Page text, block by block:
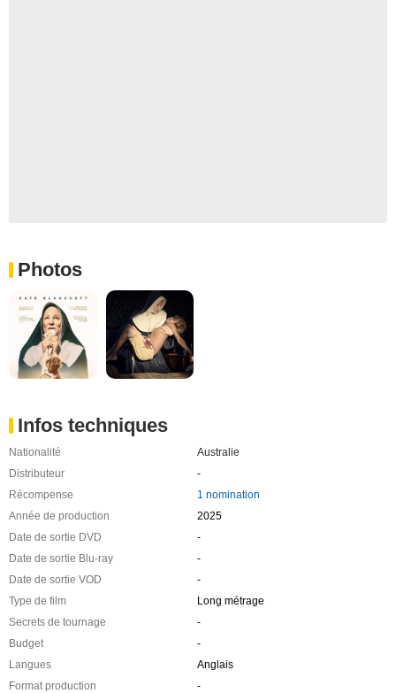
Photos
Infos techniques
Nationalité
Australie
Distributeur
-
Récompense
1 nomination
Année de production
2025
Date de sortie DVD
-
Date de sortie Blu-ray
-
Date de sortie VOD
-
Type de film
Long métrage
Secrets de tournage
-
Budget
-
Langues
Anglais
Format production
-